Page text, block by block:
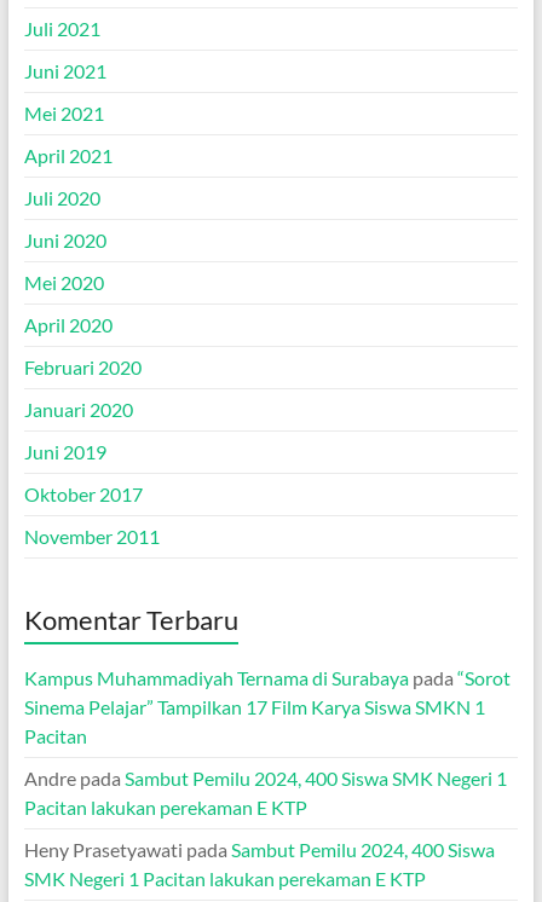
Juli 2021
Juni 2021
Mei 2021
April 2021
Juli 2020
Juni 2020
Mei 2020
April 2020
Februari 2020
Januari 2020
Juni 2019
Oktober 2017
November 2011
Komentar Terbaru
Kampus Muhammadiyah Ternama di Surabayapada “Sorot
Sinema Pelajar” Tampilkan 17 Film Karya Siswa SMKN 1
Pacitan
Andrepada Sambut Pemilu 2024, 400 Siswa SMK Negeri 1
Pacitan lakukan perekaman E KTP
Heny Prasetyawati pada Sambut Pemilu 2024, 400 Siswa
SMK Negeri 1 Pacitan lakukan perekaman E KTP